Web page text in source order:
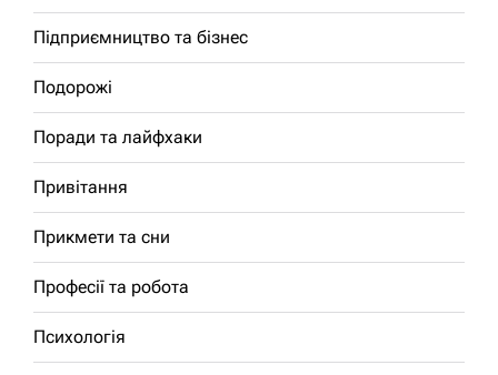
Підприємництво та бізнес
Подорожі
Поради та лайфхаки
Привітання
Прикмети та сни
Професії та робота
Психологія